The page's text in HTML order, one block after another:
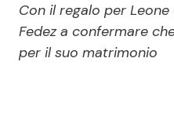
Politica
Con il regalo per
Fedez a confermare
per il suo matrimonio